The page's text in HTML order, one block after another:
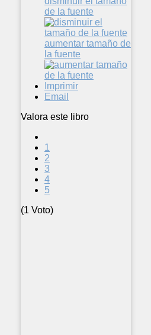
de la fuente
aumentar tamaño de
la fuente
Imprimir
Email
Valora este libro
1
2
3
4
5
(1 Voto)